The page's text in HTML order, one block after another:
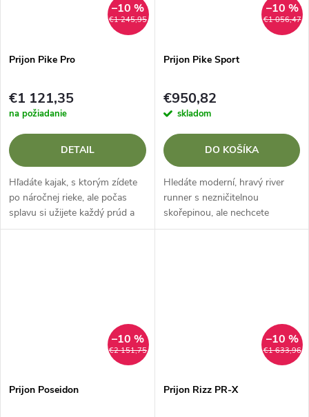
€1 245,95
–10 %
Prijon Pike Pro
€1 121,35
na požiadanie
DETAIL
Hľadáte kajak, s ktorým zídete
po náročnej rieke, ale počas
splavu si užijete každý prúd a
vlnu? Prijon Pike PRO Je to
€1 056,47
–10 %
Prijon Pike Sport
€950,82
skladom
DO KOŠÍKA
Hledáte moderní, hravý river
runner s nezničitelnou
skořepinou, ale nechcete
připlácet za složité vnitřní
€2 151,75
–10 %
Prijon Poseidon
€1 633,96
–10 %
Prijon Rizz PR-X